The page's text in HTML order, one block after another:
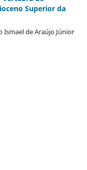
Superior da
Ismael de Araújo Júnior